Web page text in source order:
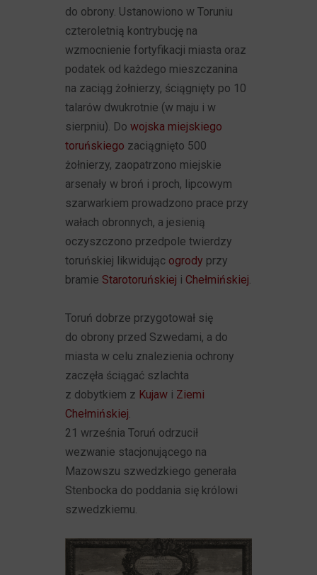
do obrony. Ustanowiono w Toruniu
czteroletnią kontrybucję na
wzmocnienie fortyfikacji miasta oraz
podatek od każdego mieszczanina
na zaciąg żołnierzy, ściągnięty po 10
talarów dwukrotnie (w maju i w
sierpniu). Do wojska miejskiego
toruńskiego zaciągnięto 500
żołnierzy, zaopatrzono miejskie
arsenały w broń i proch, lipcowym
szarwarkiem prowadzono prace przy
wałach obronnych, a jesienią
oczyszczono przedpole twierdzy
toruńskiej likwidując ogrody przy
bramie Starotoruńskiej i Chełmińskiej.
Toruń dobrze przygotował się
do obrony przed Szwedami, a do
miasta w celu znalezienia ochrony
zaczęła ściągać szlachta
z dobytkiem z Kujaw i Ziemi
Chełmińskiej.
21 września Toruń odrzucił
wezwanie stacjonującego na
Mazowszu szwedzkiego generała
Stenbocka do poddania się królowi
szwedzkiemu.